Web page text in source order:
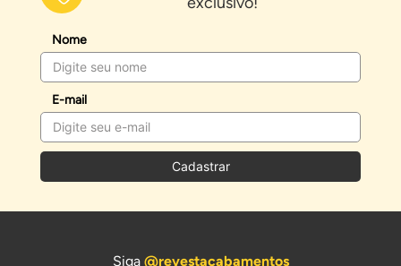
Nome
E-mail
Cadastrar
Siga @revestacabamentos